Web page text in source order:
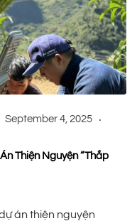
September 4, 2025
Thiện Nguyện “Thắp
án thiện nguyện